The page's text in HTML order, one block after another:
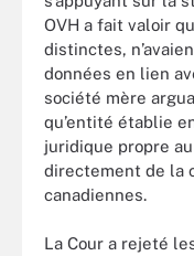
OVH a fait valoir
distinctes,
données en lien
société mère
qu’entité établie
juridique propre
directement de la
canadiennes.
La Cour a rejeté